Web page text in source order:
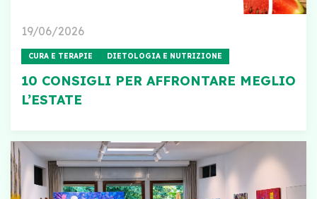
19/06/2026
CURA E TERAPIE DIETOLOGIA E NUTRIZIONE
10 CONSIGLI PER AFFRONTARE MEGLIO
L’ESTATE